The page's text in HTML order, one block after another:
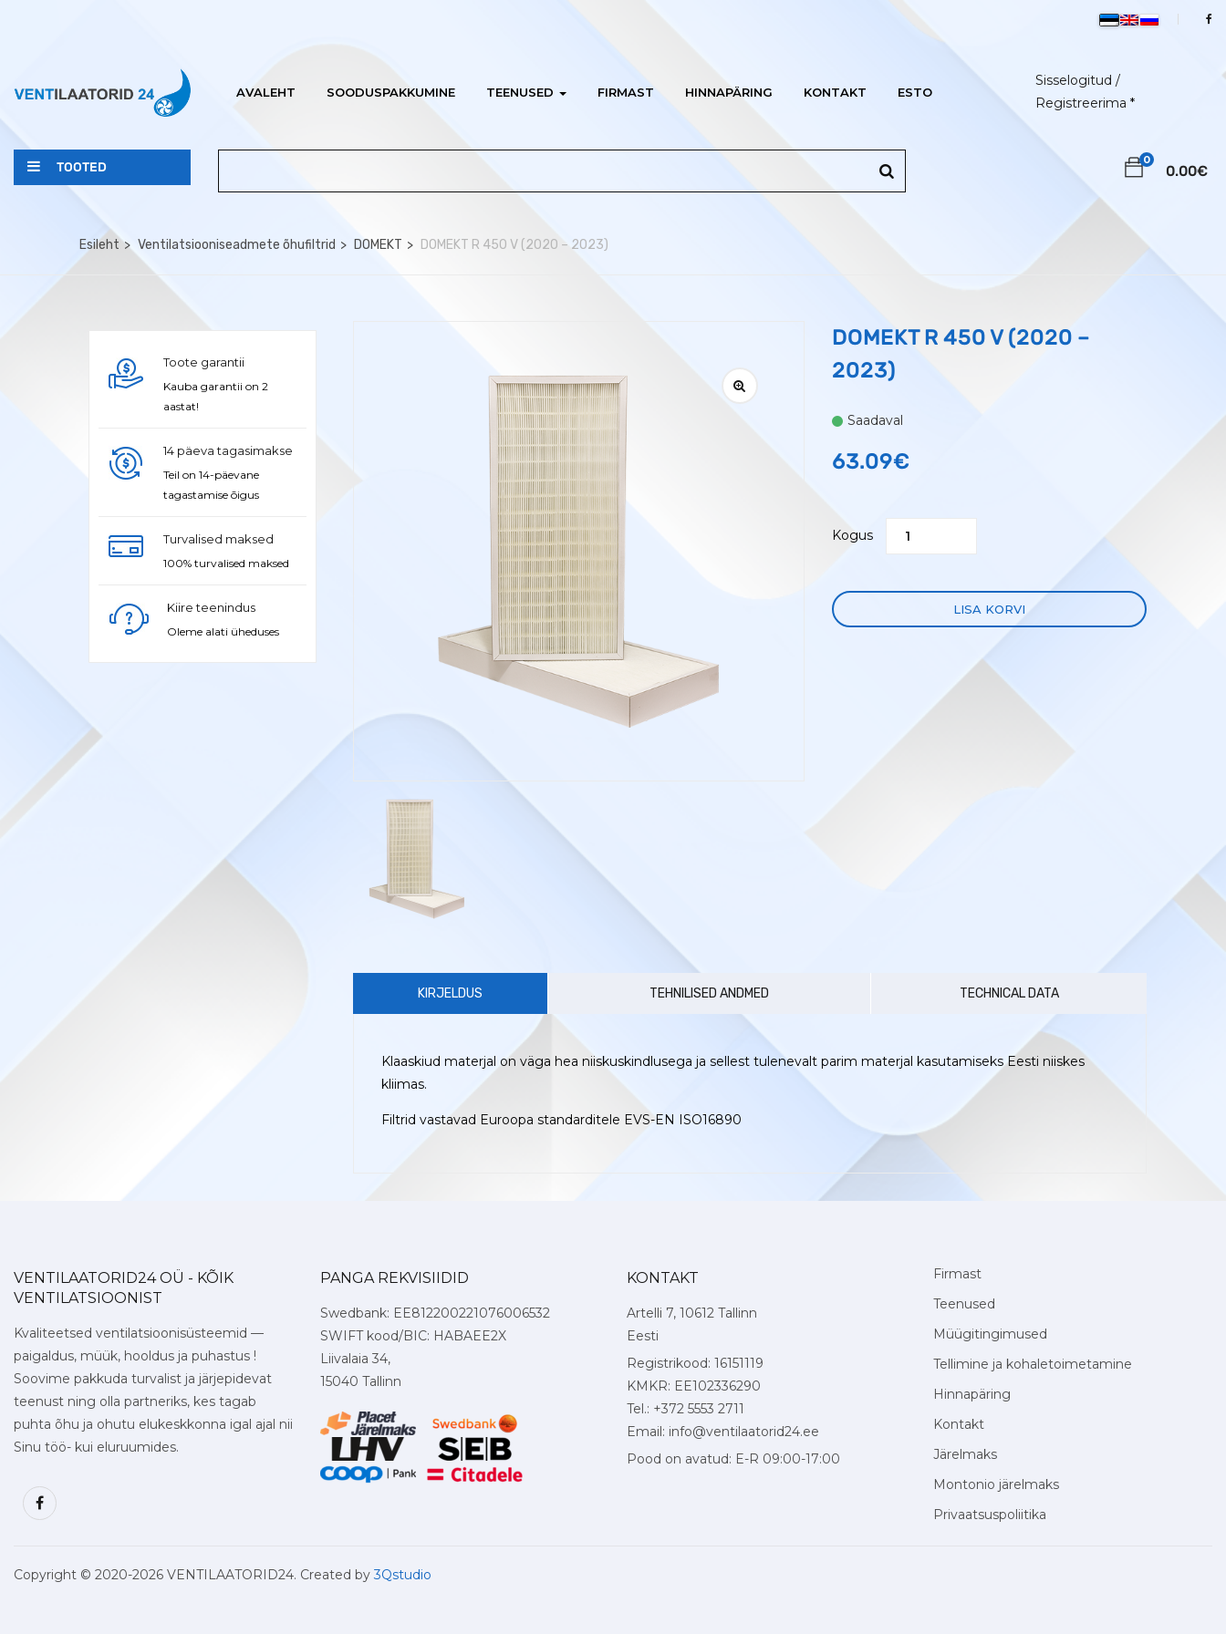
AVALEHT SOODUSPAKKUMINE TEENUSED FIRMAST HINNAPÄRING KONTAKT ESTO
Sisselogitud /
Registreerima *
TOOTED 0
0.00€
Esileht Ventilatsiooniseadmete õhufiltrid DOMEKT DOMEKT R 450 V (2020 – 2023)
Toote garantii
Kauba garantii on 2
aastat!
14 päeva tagasimakse
Teil on 14-päevane
tagastamise õigus
Turvalised maksed
100% turvalised maksed
Kiire teenindus
Oleme alati üheduses
DOMEKT R 450 V (2020 –
2023)
Saadaval
63.09€
Kogus
LISA KORVI
KIRJELDUS TEHNILISED ANDMED TECHNICAL DATA
Klaaskiud materjal on väga hea niiskuskindlusega ja sellest tulenevalt parim materjal kasutamiseks Eesti niiskes
kliimas.
Filtrid vastavad Euroopa standarditele EVS-EN ISO16890
VENTILAATORID24 OÜ - KÕIK
VENTILATSIOONIST
Kvaliteetsed ventilatsioonisüsteemid —
paigaldus, müük, hooldus ja puhastus !
Soovime pakkuda turvalist ja järjepidevat
teenust ning olla partneriks, kes tagab
puhta õhu ja ohutu elukeskkonna igal ajal nii
Sinu töö- kui eluruumides.
PANGA REKVISIIDID
Swedbank: EE812200221076006532
SWIFT kood/BIC: HABAEE2X
Liivalaia 34,
15040 Tallinn
KONTAKT
Artelli 7, 10612 Tallinn
Eesti
Registrikood: 16151119
KMKR: EE102336290
Tel.: +372 5553 2711
Email: info@ventilaatorid24.ee
Pood on avatud: E-R 09:00-17:00
Firmast
Teenused
Müügitingimused
Tellimine ja kohaletoimetamine
Hinnapäring
Kontakt
Järelmaks
Montonio järelmaks
Privaatsuspoliitika
Copyright © 2020-2026 VENTILAATORID24. Created by3Qstudio